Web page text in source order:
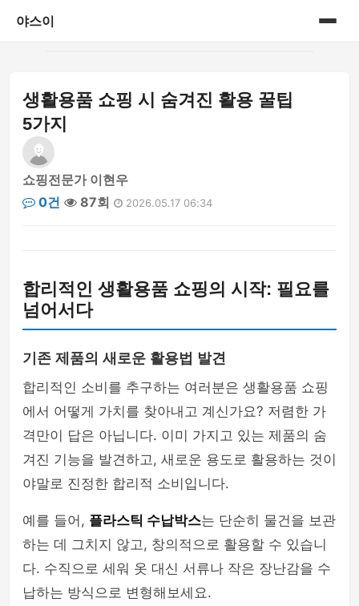
야스이
게시판
생활용품 쇼핑 시 숨겨진 활용 꿀팁
5가지
쇼핑전문가 이현우
0건
87회 2026.05.17 06:34
합리적인 생활용품 쇼핑의 시작: 필요를
넘어서다
기존 제품의 새로운 활용법 발견
합리적인 소비를 추구하는 여러분은 생활용품 쇼핑
에서 어떻게 가치를 찾아내고 계신가요? 저렴한 가
격만이 답은 아닙니다. 이미 가지고 있는 제품의 숨
겨진 기능을 발견하고, 새로운 용도로 활용하는 것이
야말로 진정한 합리적 소비입니다.
예를 들어, 플라스틱 수납박스는 단순히 물건을 보관
하는 데 그치지 않고, 창의적으로 활용할 수 있습니
다. 수직으로 세워 옷 대신 서류나 작은 장난감을 수
납하는 방식으로 변형해보세요.